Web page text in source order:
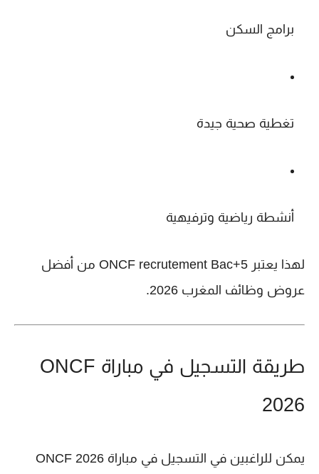
برامج السكن
تغطية صحية جيدة
أنشطة رياضية وترفيهية
لهذا يعتبر ONCF recrutement Bac+5 من أفضل
عروض وظائف المغرب 2026 .
طريقة التسجيل في مباراة ONCF
2026
يمكن للراغبين في التسجيل في مباراة ONCF 2026